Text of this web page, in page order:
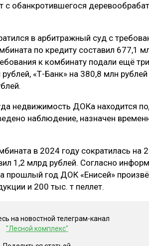
МЕБЕЛЬНОЕ ПРОИЗВОДСТВО
с обанкротившегося
в арбитражный суд с
по кредиту составил 677,1
к комбинату подали ещё
«Т-Банк» на 380,8 млн рублей
недвижимость ДОКа находится
наблюдение, назначен
в 2024 году сократилась на
1,2 млрд рублей. Согласно
прошлый год ДОК «Енисей»
и 200 тыс. т пеллет.
на новостной телеграм-канал
"Лесной комплекс"